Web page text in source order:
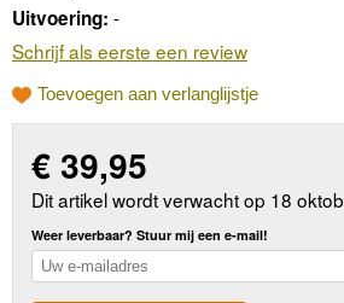
Uitvoering: -
Schrijf als eerste een review
Toevoegen aan verlanglijstje
€ 39,95
Dit artikel wordt verwacht op 18
Weer leverbaar? Stuur mij een e-mail!